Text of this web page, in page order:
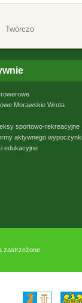
Twórczo
Morawskie Wrota
sportowo-rekreacyjne
aktywnego
edukacyjne
zastrzeżone